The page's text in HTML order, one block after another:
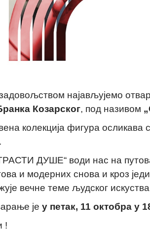
најављујемо
Козарског, под називом
колекција фигура осликава
ДУШЕ“ води нас на
и модерних снова и кроз
вечне теме људског
је у петак, 11 октобра у
!